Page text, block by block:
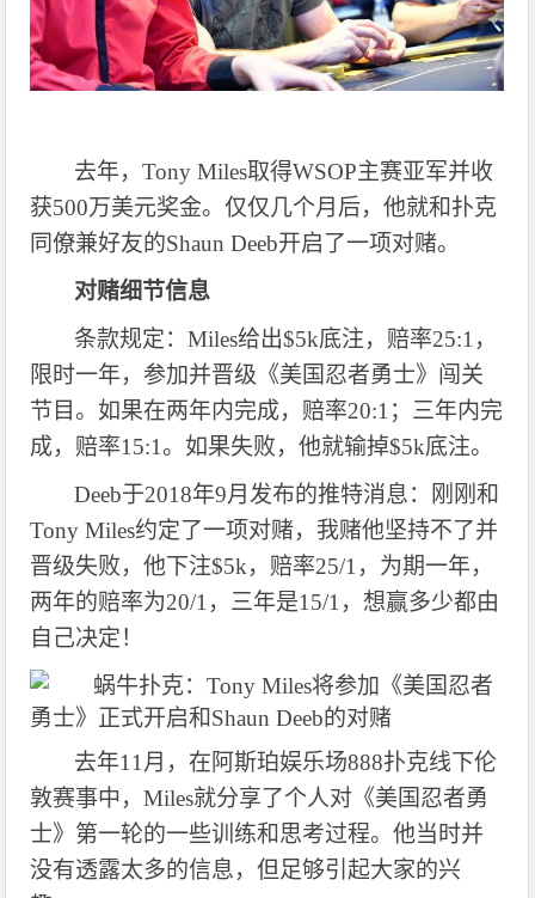
去年，Tony Miles取得WSOP主赛亚军并收
获500万美元奖金。仅仅几个月后，他就和扑克
同僚兼好友的Shaun Deeb开启了一项对赌。
对赌细节信息
条款规定：Miles给出$5k底注，赔率25:1，
限时一年，参加并晋级《美国忍者勇士》闯关
节目。如果在两年内完成，赔率20:1；三年内完
成，赔率15:1。如果失败，他就输掉$5k底注。
Deeb于2018年9月发布的推特消息：刚刚和
Tony Miles约定了一项对赌，我赌他坚持不了并
晋级失败，他下注$5k，赔率25/1，为期一年，
两年的赔率为20/1，三年是15/1，想赢多少都由
自己决定！
去年11月，在阿斯珀娱乐场888扑克线下伦
敦赛事中，Miles就分享了个人对《美国忍者勇
士》第一轮的一些训练和思考过程。他当时并
没有透露太多的信息，但足够引起大家的兴